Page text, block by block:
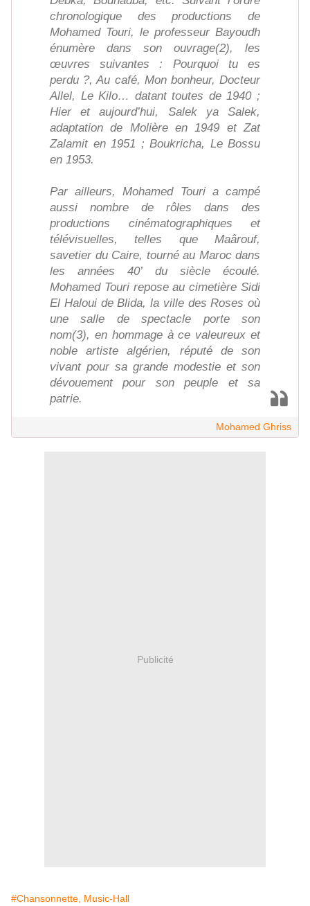
chronologique des productions de
Mohamed Touri, le professeur Bayoudh
énumère dans son ouvrage(2), les
œuvres suivantes : Pourquoi tu es
perdu ?, Au café, Mon bonheur, Docteur
Allel, Le Kilo… datant toutes de 1940 ;
Hier et aujourd’hui, Salek ya Salek,
adaptation de Molière en 1949 et Zat
Zalamit en 1951 ; Boukricha, Le Bossu
en 1953.
Par ailleurs, Mohamed Touri a campé
aussi nombre de rôles dans des
productions cinématographiques et
télévisuelles, telles que Maârouf,
savetier du Caire, tourné au Maroc dans
les années 40’ du siècle écoulé.
Mohamed Touri repose au cimetière Sidi
El Haloui de Blida, la ville des Roses où
une salle de spectacle porte son
nom(3), en hommage à ce valeureux et
noble artiste algérien, réputé de son
vivant pour sa grande modestie et son
dévouement pour son peuple et sa
patrie.
Mohamed Ghriss
Publicité
#Chansonnette, Music-Hall